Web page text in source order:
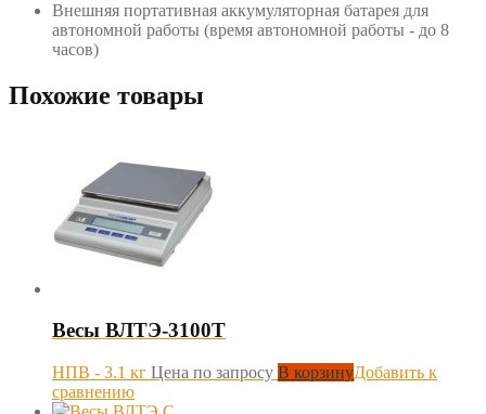
Внешняя портативная аккумуляторная батарея для
автономной работы (время автономной работы - до 8
часов)
Похожие товары
Весы ВЛТЭ-3100Т
НПВ - 3.1 кг Цена по запросу В корзинуДобавить к
сравнению